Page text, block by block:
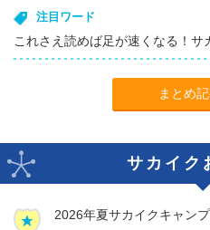
注目ワード
これさえ読めば足が速くなる！サ
まとめ
サカイク
2026年夏サカイクキャンプ